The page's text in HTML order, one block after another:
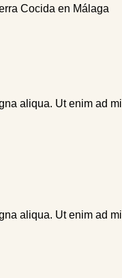
Cocida en Málaga
aliqua. Ut enim ad
aliqua. Ut enim ad